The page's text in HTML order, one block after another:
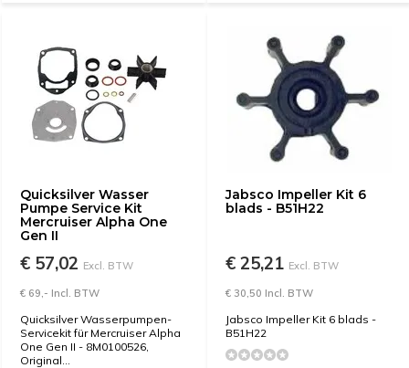
Quicksilver Wasser
Pumpe Service Kit
Mercruiser Alpha One
Gen II
€ 57,02 Excl. BTW
€ 69,- Incl. BTW
Quicksilver Wasserpumpen-
Servicekit für Mercruiser Alpha
One Gen II - 8M0100526,
Original...
Jabsco Impeller Kit 6
blads - B51H22
€ 25,21 Excl. BTW
€ 30,50 Incl. BTW
Jabsco Impeller Kit 6 blads -
B51H22